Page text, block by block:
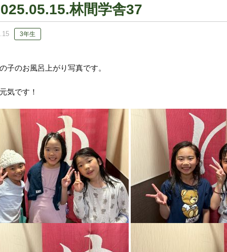
林間学舎37
3年生
子のお風呂上がり写真です。
気です！